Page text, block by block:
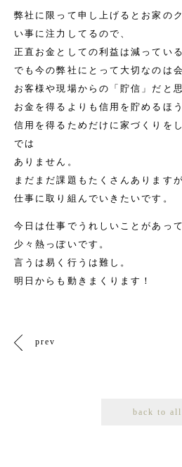
弊社に限って申し上げるとお家の
い事に注力してるので、
正直お金としての利益は減ってい
でも今の弊社にとって大切なのは
お客様や現場からの「貯信」だと
お金を得るよりも信用を貯めるほ
信用を得るためだけに家づくりを
では
ありません。
まだまだ課題もたくさんあります
仕事に取り組んでいきたいです。
今日は仕事でうれしいことがあって
少々熱っぽいです。
言うは易く行うは難し。
明日からも動きまくります！
prev
back to all